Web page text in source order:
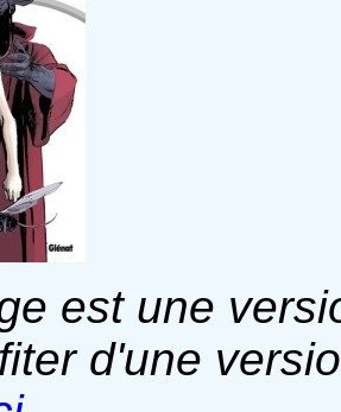
est une
d'une